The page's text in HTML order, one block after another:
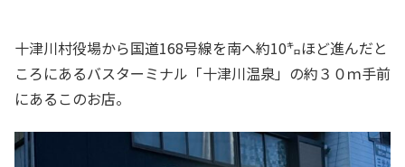
十津川村役場から国道168号線を南へ約10㌔ほど進んだと
ころにあるバスターミナル「十津川温泉」の約３０ｍ手前
にあるこのお店。